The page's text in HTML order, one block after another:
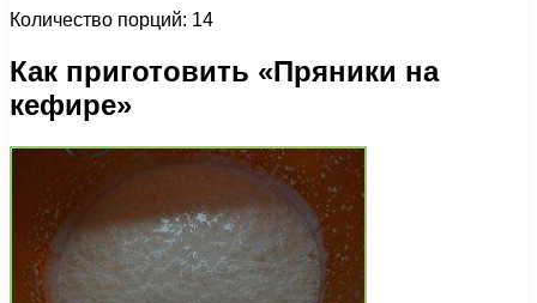
Количество порций: 14
Как приготовить «Пряники на
кефире»